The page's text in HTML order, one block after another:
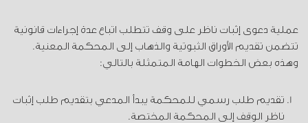
عملية دعوى إثبات ناظر على وقف تتطلب اتباع عدة إجراءات قانونية
تتضمن تقديم الأوراق الثبوتية والذهاب إلى المحكمة المعنية.
وهذه بعض الخطوات الهامة المتمثلة بالتالي:
تقديم طلب رسمي للمحكمة يبدأ المدعي بتقديم طلب إثبات
ناظر الوقف إلى المحكمة المختصة.